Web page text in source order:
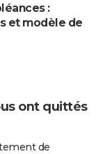
:
et modèle de
ont quittés
de